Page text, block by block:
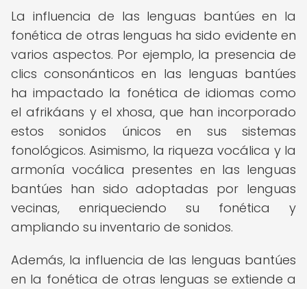
La influencia de las lenguas bantúes en la
fonética de otras lenguas ha sido evidente en
varios aspectos. Por ejemplo, la presencia de
clics consonánticos en las lenguas bantúes
ha impactado la fonética de idiomas como
el afrikáans y el xhosa, que han incorporado
estos sonidos únicos en sus sistemas
fonológicos. Asimismo, la riqueza vocálica y la
armonía vocálica presentes en las lenguas
bantúes han sido adoptadas por lenguas
vecinas, enriqueciendo su fonética y
ampliando su inventario de sonidos.
Además, la influencia de las lenguas bantúes
en la fonética de otras lenguas se extiende a